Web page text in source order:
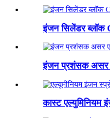
इंजन सिलेंडर ब्लॉक
इंजन प्रशंसक असर
कास्ट एल्युमिनियम